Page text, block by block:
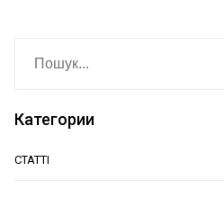
Категории
СТАТТІ